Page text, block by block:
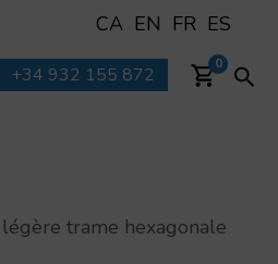
CA EN FR ES
+34 932 155 872 0
trame hexagonale